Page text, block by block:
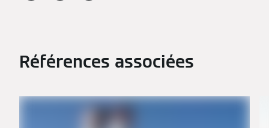
Références associées